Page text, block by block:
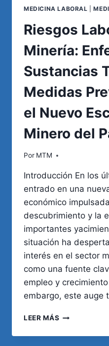
MEDICINA LABORAL |
Riesgos
Minería:
Sustancias
Medidas
el Nuevo
Minero del
Por MTM
Introducción En los
entrado en una
económico
descubrimiento y la
importantes
situación ha
interés en el sector
como una fuente
empleo y
embargo, este auge
LEER MÁS RIESGOS
EN